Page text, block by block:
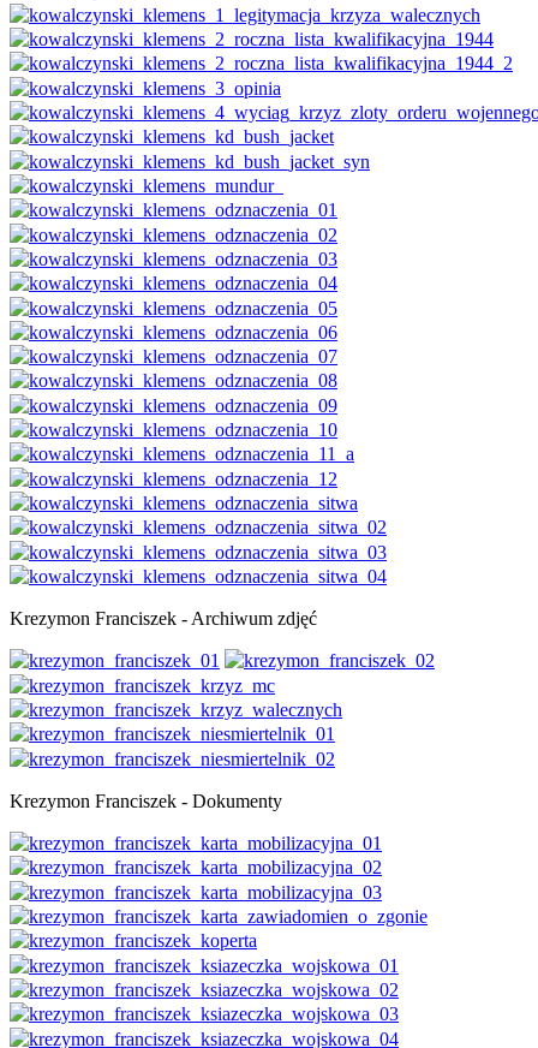
Krezymon Franciszek - Archiwum zdjęć
Krezymon Franciszek - Dokumenty